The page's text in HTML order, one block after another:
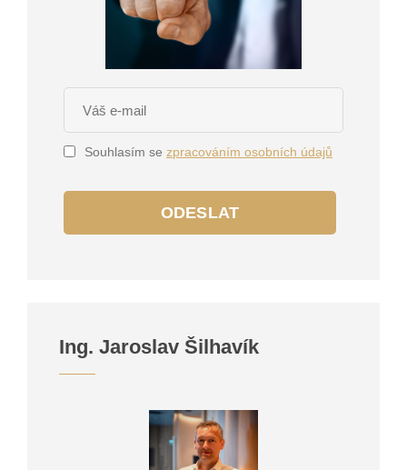
Souhlasím se zpracováním osobních údajů
ODESLAT
Ing. Jaroslav Šilhavík